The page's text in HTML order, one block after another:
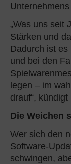
„Was uns seit
Stärken und
Dadurch ist
und bei den
legen – im
drauf“,
Die Weichen
Wer sich den
Software-
schwingen,